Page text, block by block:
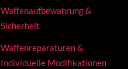
Waffenaufbewahrung &
Sicherheit
Waffenreparaturen &
Individuelle Modifikationen